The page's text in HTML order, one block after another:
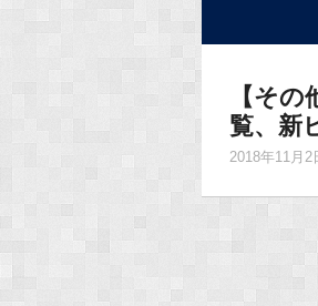
【そ
覧、新
2018年11月2